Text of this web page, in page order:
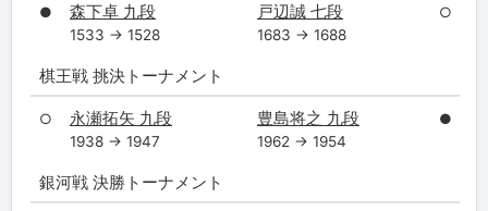
● 森下卓 九段
1533 → 1528
戸辺誠 七段
1683 → 1688
○
棋王戦 挑決トーナメント
○ 永瀬拓矢 九段
1938 → 1947
豊島将之 九段
1962 → 1954
●
銀河戦 決勝トーナメント